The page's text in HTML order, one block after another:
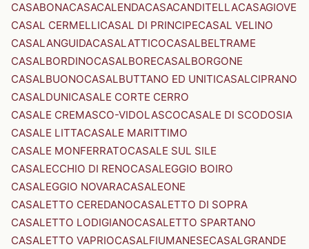
CASABONACASACALENDACASACANDITELLACASAGIOVE
CASAL CERMELLICASAL DI PRINCIPECASAL VELINO
CASALANGUIDACASALATTICOCASALBELTRAME
CASALBORDINOCASALBORECASALBORGONE
CASALBUONOCASALBUTTANO ED UNITICASALCIPRANO
CASALDUNICASALE CORTE CERRO
CASALE CREMASCO-VIDOLASCOCASALE DI SCODOSIA
CASALE LITTACASALE MARITTIMO
CASALE MONFERRATOCASALE SUL SILE
CASALECCHIO DI RENOCASALEGGIO BOIRO
CASALEGGIO NOVARACASALEONE
CASALETTO CEREDANOCASALETTO DI SOPRA
CASALETTO LODIGIANOCASALETTO SPARTANO
CASALETTO VAPRIOCASALFIUMANESECASALGRANDE